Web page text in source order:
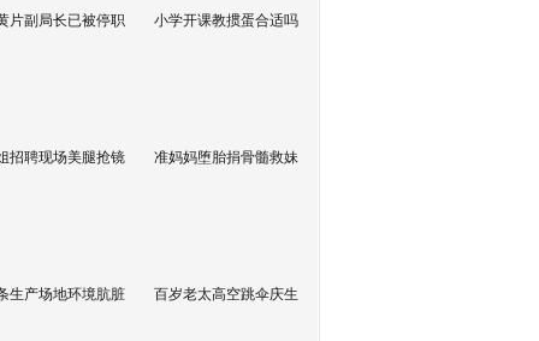
片副局长已被停职 小学开课教掼蛋合适吗
招聘现场美腿抢镜 准妈妈堕胎捐骨髓救妹
生产场地环境肮脏 百岁老太高空跳伞庆生